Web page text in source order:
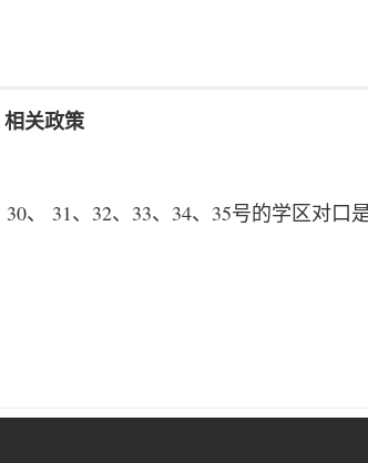
相关政策
、 31、32、33、34、35号的学区对口